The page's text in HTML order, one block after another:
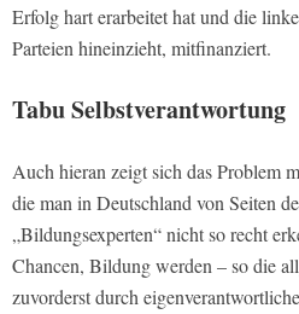
Erfolg hart erarbeitet hat und die
Parteien hineinzieht, mitfinanziert.
Tabu Selbstverantwortung
Auch hieran zeigt sich das Problem
die man in Deutschland von Seiten
„Bildungsexperten“ nicht so recht
Chancen, Bildung werden – so die
zuvorderst durch